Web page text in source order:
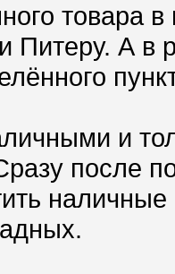
товара
Питеру. А в
и
после